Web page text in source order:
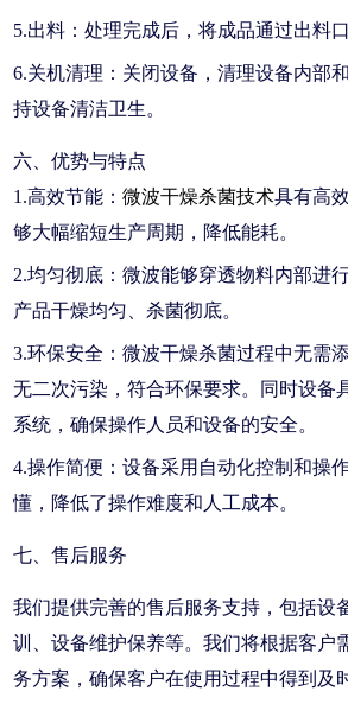
5.出料：处理完成后，将成品通过出料
6.关机清理：关闭设备，清理设备内部
持设备清洁卫生。
六、优势与特点
1.高效节能：微波干燥杀菌技术具有高
够大幅缩短生产周期，降低能耗。
2.均匀彻底：微波能够穿透物料内部进
产品干燥均匀、杀菌彻底。
3.环保安全：微波干燥杀菌过程中无需
无二次污染，符合环保要求。同时设备
系统，确保操作人员和设备的安全。
4.操作简便：设备采用自动化控制和操
懂，降低了操作难度和人工成本。
七、售后服务
我们提供完善的售后服务支持，包括设
训、设备维护保养等。我们将根据客户
务方案，确保客户在使用过程中得到及